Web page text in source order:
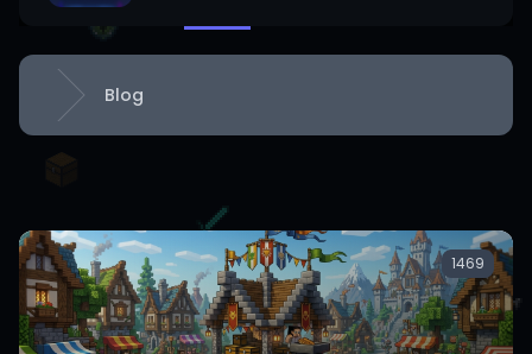
Inicio Blog
1469